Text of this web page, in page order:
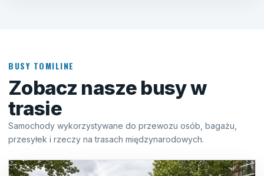
BUSY TOMILINE
Zobacz nasze busy w
trasie
Samochody wykorzystywane do przewozu osób, bagażu,
przesyłek i rzeczy na trasach międzynarodowych.